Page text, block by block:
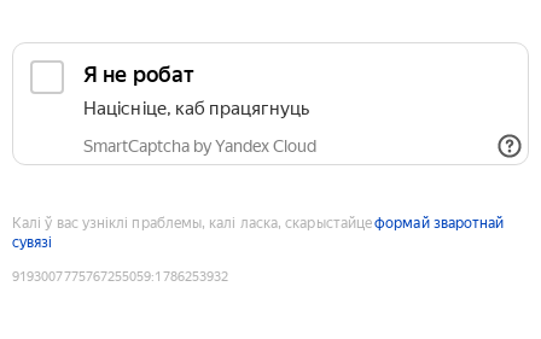
Я не робат
Націсніце, каб працягнуць
SmartCaptcha by Yandex Cloud
Калі ў вас узніклі праблемы, калі ласка, скарыстайцеформай зваротнай
сувязі
9193007775767255059:1786253932